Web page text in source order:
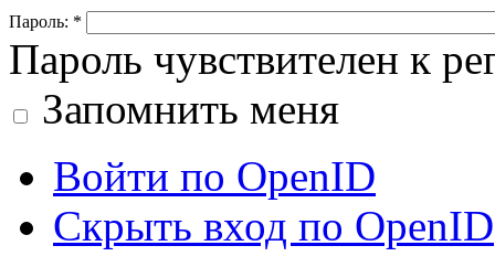
Пароль: *
Пароль чувствителен к
Запомнить меня
Войти по OpenID
Скрыть вход по OpenID